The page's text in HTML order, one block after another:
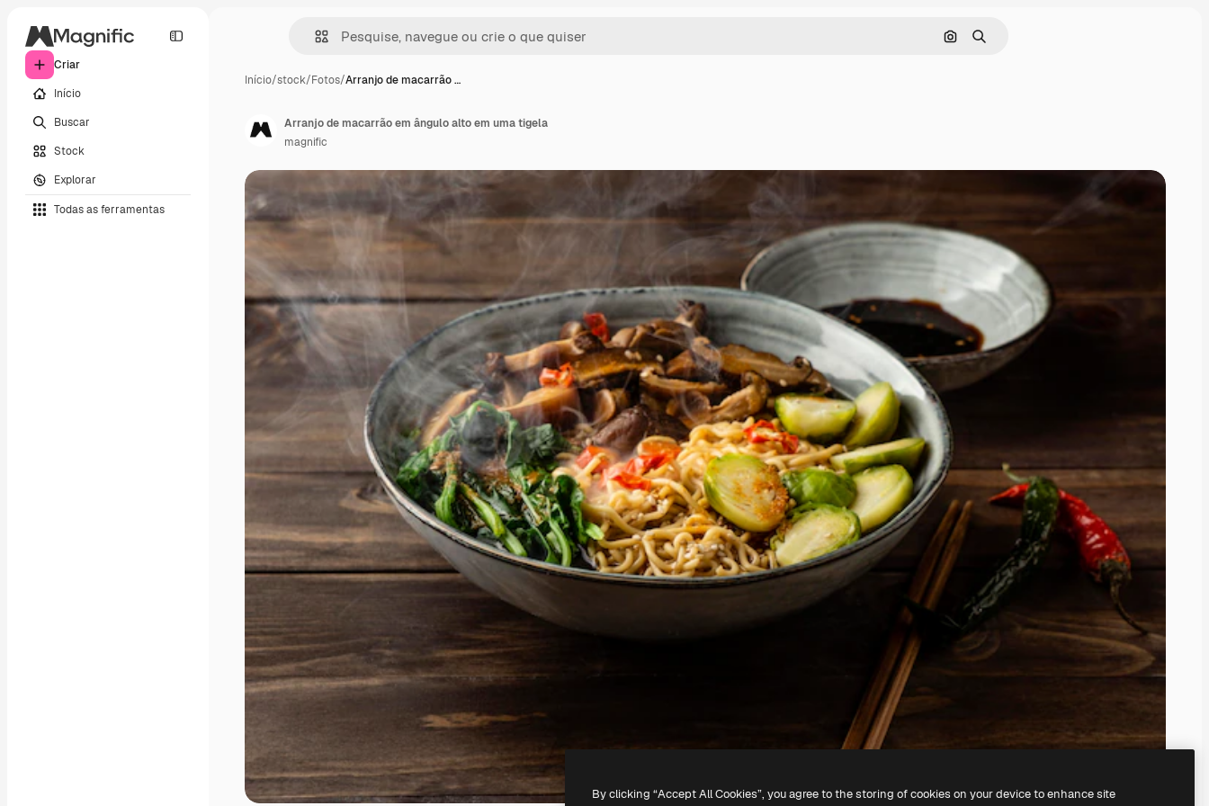
Criar
Início
Buscar
Stock
Explorar
Todas as ferramentas
Pesquisar por imagem
Buscar
Início/stock/Fotos/Arranjo de macarrão …
Arranjo de macarrão em ângulo alto em uma tigela
magnific
By clicking “Accept All Cookies”, you agree to the storing of cookies on your device to enhance site